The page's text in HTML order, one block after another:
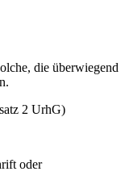
die überwiegend
2 UrhG)
oder